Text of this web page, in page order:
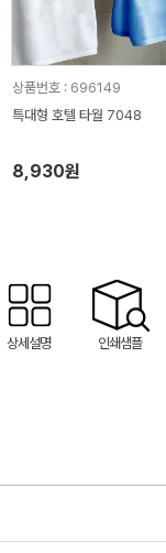
상품번호 : 696149
특대형 호텔 타월 7048
8,930원
상세설명 인쇄샘플